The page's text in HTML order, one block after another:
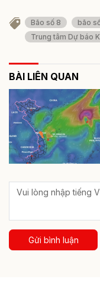
Bão số 8
bão
Trung tâm Dự báo
BÀI LIÊN QUAN
Gửi bình luận